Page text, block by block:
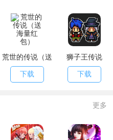
荒世的传说（送
海量红包）
下载
狮子王传说
下载
更多